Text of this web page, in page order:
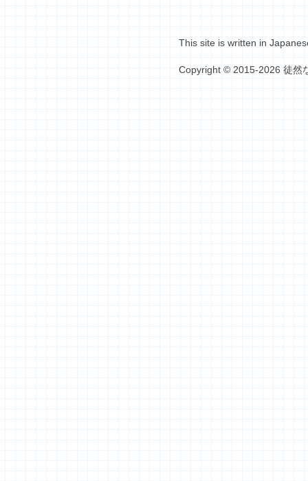
This site is written in
Copyright © 2015-2026 徒然